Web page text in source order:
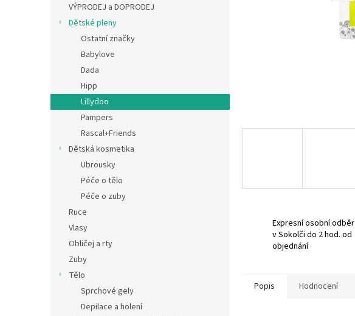
VÝPRODEJ a DOPRODEJ
Dětské pleny
Ostatní značky
Babylove
Dada
Hipp
Lillydoo
Pampers
Rascal+Friends
Dětská kosmetika
Ubrousky
Péče o tělo
Péče o zuby
Ruce
Vlasy
Obličej a rty
Zuby
Tělo
Sprchové gely
Depilace a holení
Expresní osobní odběr
v Sokolči do 2 hod. od
objednání
Popis Hodnocení